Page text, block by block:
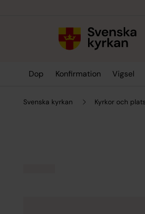
Dop Konfirmation Vigsel
Svenska kyrkan Kyrkor och